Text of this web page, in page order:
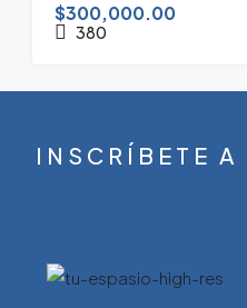
$300,000.00
380
INSCRÍBETE A